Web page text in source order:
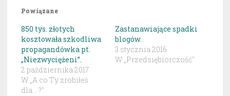
Powiązane
850 tys. złotych
kosztowała szkodliwa
propagandówka pt.
„Niezwyciężeni”.
2 października 2017
W „A co Ty zrobiłeś
dla... ?"
Zastanawiające spadki
blogów.
3 stycznia 2016
W „Przedsiębiorczość"